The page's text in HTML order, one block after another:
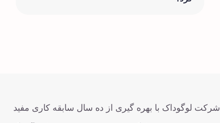
شرکت لوگوداک با بهره گیری از ده سال سابقه کاری مفید